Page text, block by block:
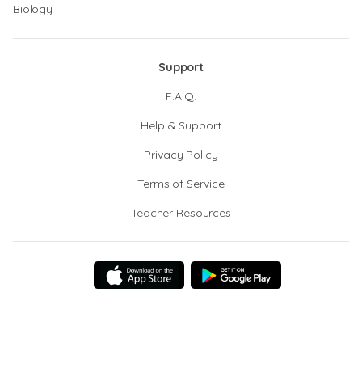
Biology
Support
F.A.Q.
Help & Support
Privacy Policy
Terms of Service
Teacher Resources